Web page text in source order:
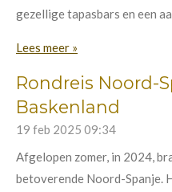
gezellige tapasbars en een
Lees meer »
Rondreis Noord-
Baskenland
19 feb 2025 09:34
Afgelopen zomer, in 2024,
betoverende Noord-Spanje.